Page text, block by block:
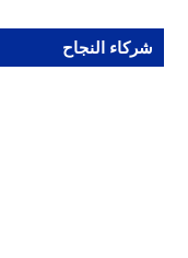
شركاء النجاح